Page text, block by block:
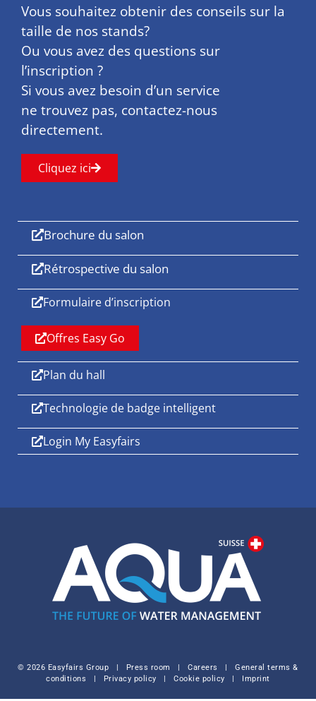
Vous souhaitez obtenir des conseils sur la
taille de nos stands?
Ou vous avez des questions sur
l’inscription ?
Si vous avez besoin d’un service
ne trouvez pas, contactez-nous
directement.
Cliquez ici
Brochure du salon
Rétrospective du salon
Formulaire d’inscription
Offres Easy Go
Plan du hall
Technologie de badge intelligent
Login My Easyfairs
© 2026 Easyfairs Group | Press room |Careers |General terms &
conditions | Privacy policy |Cookie policy | Imprint